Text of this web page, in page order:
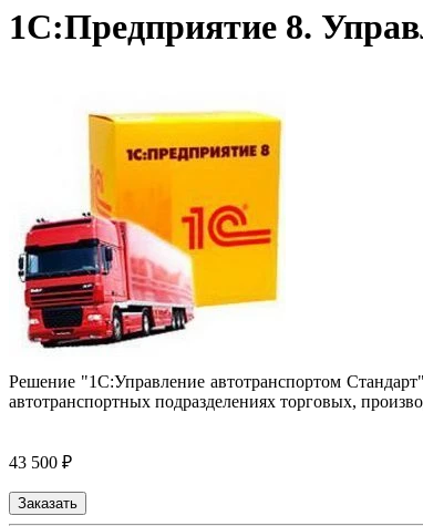
1С:Предприятие 8.
Решение "1С:Управление автотранспортом
автотранспортных подразделениях торговых,
43 500 ₽
Заказать